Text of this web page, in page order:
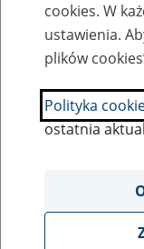
SZUKAJ
Wyświetl
cookies. W
ustawienia.
plików
Polityka
ostatnia